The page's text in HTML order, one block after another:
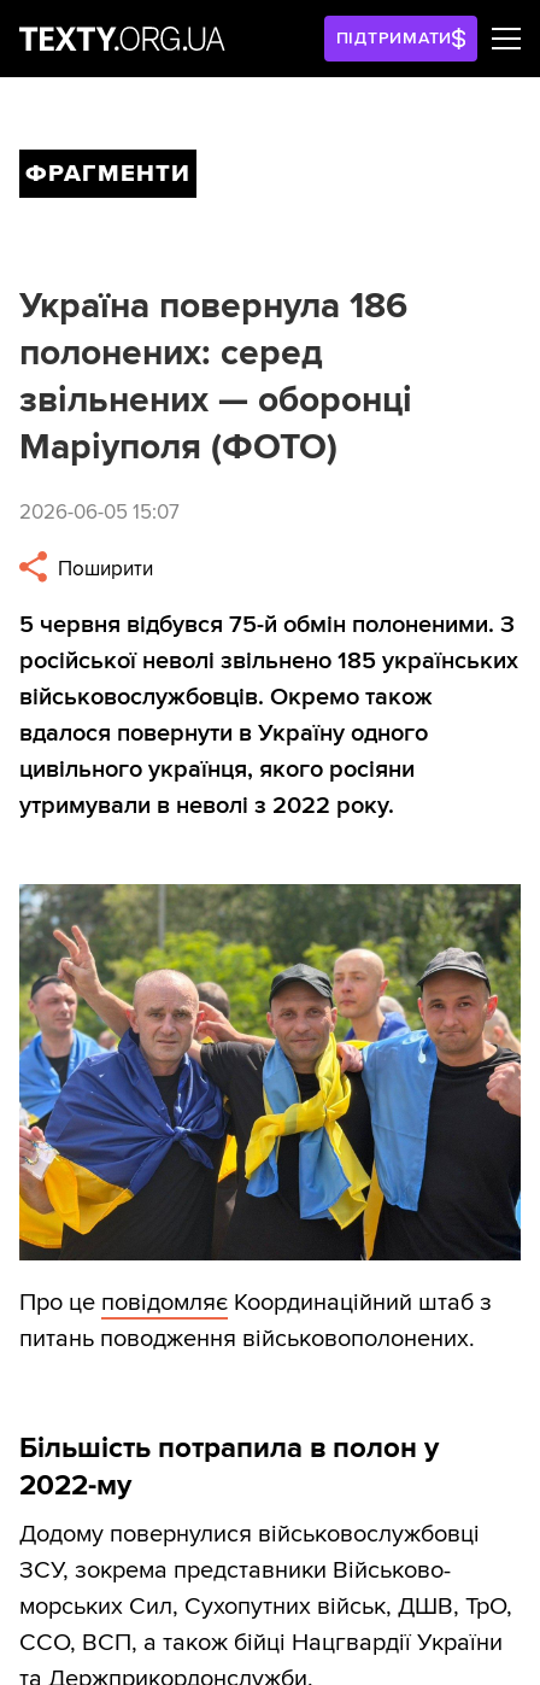
ПІДТРИМАТИ
ФРАГМЕНТИ
Україна повернула 186
полонених: серед
звільнених — оборонці
Маріуполя (ФОТО)
2026-06-05 15:07
Поширити
5 червня відбувся 75-й обмін полоненими. З
російської неволі звільнено 185 українських
військовослужбовців. Окремо також
вдалося повернути в Україну одного
цивільного українця, якого росіяни
утримували в неволі з 2022 року.
Про це повідомляє Координаційний штаб з
питань поводження військовополонених.
Більшість потрапила в полон у
2022-му
Додому повернулися військовослужбовці
ЗСУ, зокрема представники Військово-
морських Сил, Сухопутних військ, ДШВ, ТрО,
ССО, ВСП, а також бійці Нацгвардії України